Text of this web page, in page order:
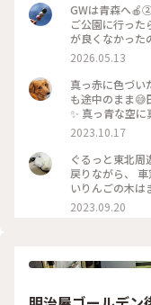
GWは青森へ
ご公園に行った
が良くなかった
んぽ #りんごの
2026.05.13
真っ赤に色づい
も途中のまま😅
✨ 真っ青な空
のことりっぷ旅
2023.10.17
ぐるっと東北周
戻りながら、
いりんごの木は
りんご公園に
つ赤く色づいて
は広くて何種類
2023.09.20